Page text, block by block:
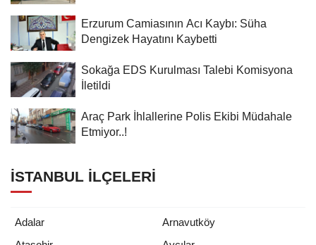
Erzurum Camiasının Acı Kaybı: Süha
Dengizek Hayatını Kaybetti
Sokağa EDS Kurulması Talebi Komisyona
İletildi
Araç Park İhlallerine Polis Ekibi Müdahale
Etmiyor..!
İSTANBUL İLÇELERI
Adalar
Arnavutköy